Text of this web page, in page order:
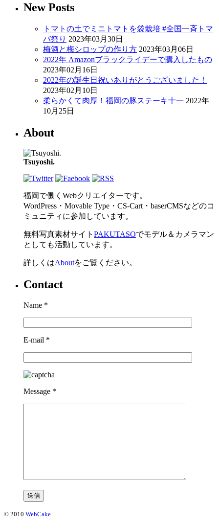
New Posts
トマトの土でミニトマトを袋栽培 #全国一斉トマ
バ祭り 2023年03月30日
梅酒と梅シロップの作り方 2023年03月06日
2022年 Amazonブラックライデーで購入したもの
2023年02月16日
2022年の誕生日祝いありがとうございました！
2023年02月10日
柔らかくて肉厚！福岡の豚ステーキ十一 2022年
10月25日
About
Tsuyoshi.
福岡で働くWebクリエイターです。
WordPress・Movable Type・CS-Cart・baserCMSなどのコ
ミュニティに参加しています。
無料写真素材サイト PAKUTASOでモデル＆カメラマン
としても活動しています。
詳しくはAboutをご覧ください。
Contact
Name *
E-mail *
Message *
© 2010 WebCake